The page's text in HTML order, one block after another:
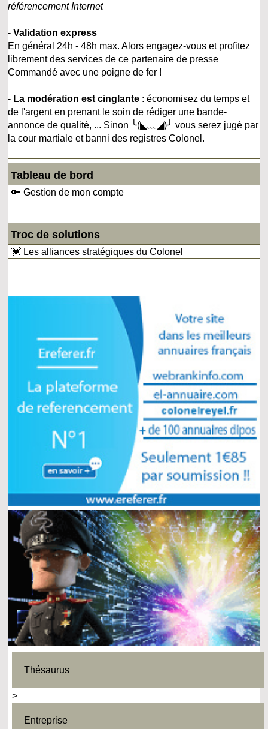
référencement Internet
-Validation express
En général 24h - 48h max. Alors engagez-vous et profitez
librement des services de ce partenaire de presse
Commandé avec une poigne de fer !
- La modération est cinglante : économisez du temps et
de l'argent en prenant le soin de rédiger une bande-
annonce de qualité, ... Sinon ╰(◣﹏◢)╯ vous serez jugé par
la cour martiale et banni des registres Colonel.
Tableau de bord
🔑 Gestion de mon compte
Troc de solutions
💓 Les alliances stratégiques du Colonel
Thésaurus
>
Entreprise